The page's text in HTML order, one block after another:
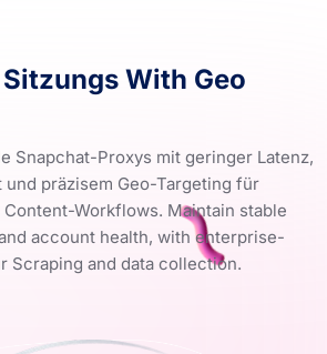
With Geo
Snapchat-Proxys mit geringer Latenz,
präzisem Geo-Targeting für
Workflows. Maintain stable
account health, with enterprise-
Scraping and data collection.